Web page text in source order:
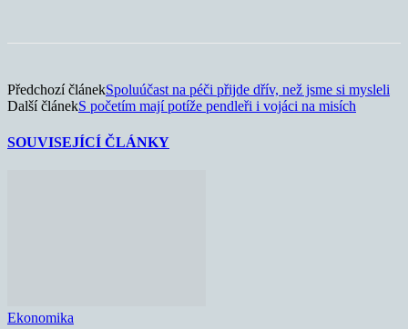
Předchozí článekSpoluúčast na péči přijde dřív, než jsme si mysleli
Další článekS početím mají potíže pendleři i vojáci na misích
SOUVISEJÍCÍ ČLÁNKY
Ekonomika